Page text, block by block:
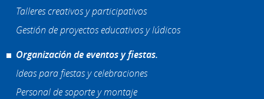
Talleres creativos y participativos
Gestión de proyectos educativos y lúdicos
Organización de eventos y fiestas.
Ideas para fiestas y celebraciones
Personal de soporte y montaje